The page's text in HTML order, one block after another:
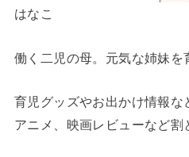
はなこ
働く二児の母。元気な姉妹を
育児グッズやお出かけ情報
アニメ、映画レビューなど割